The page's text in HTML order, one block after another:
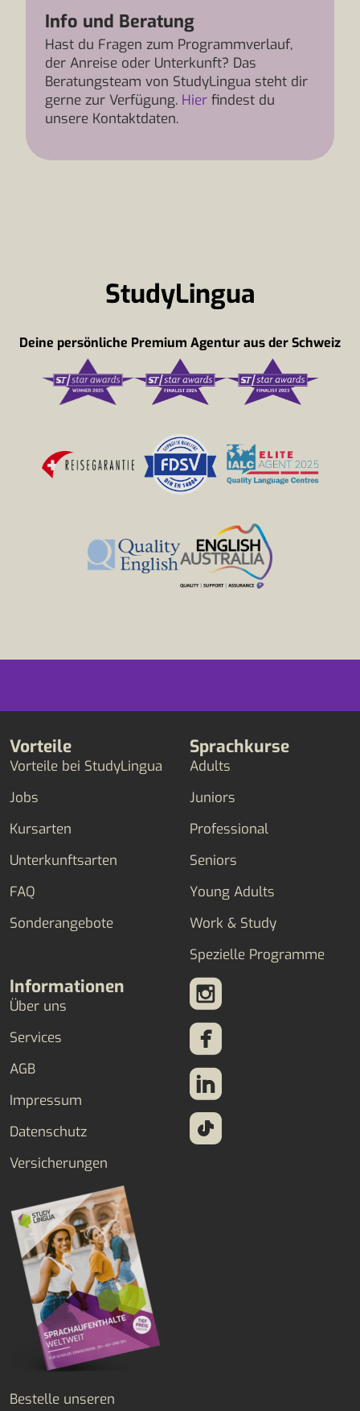
Info und Beratung
Hast du Fragen zum Programmverlauf,
der Anreise oder Unterkunft? Das
Beratungsteam von StudyLingua steht dir
gerne zur Verfügung. Hier findest du
unsere Kontaktdaten.
StudyLingua
Deine persönliche Premium Agentur aus der Schweiz
Vorteile
Vorteile bei StudyLingua
Jobs
Kursarten
Unterkunftsarten
FAQ
Sonderangebote
Sprachkurse
Adults
Juniors
Professional
Seniors
Young Adults
Work & Study
Spezielle Programme
Informationen
Über uns
Services
AGB
Impressum
Datenschutz
Versicherungen
Bestelle unseren